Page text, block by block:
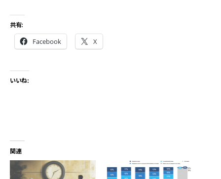
共有:
Facebook X
いいね:
関連